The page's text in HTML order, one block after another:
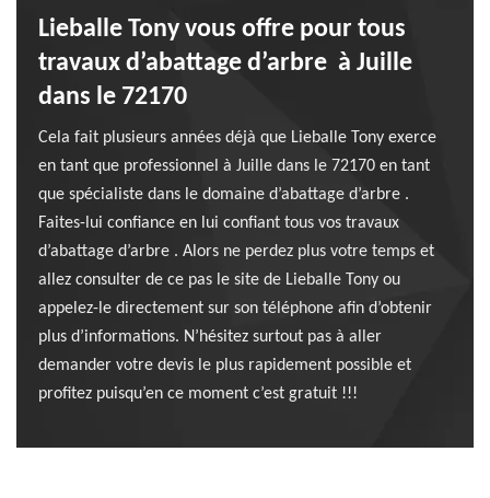
Lieballe Tony vous offre pour tous
travaux d’abattage d’arbre à Juille
dans le 72170
Cela fait plusieurs années déjà que Lieballe Tony exerce
en tant que professionnel à Juille dans le 72170 en tant
que spécialiste dans le domaine d’abattage d’arbre .
Faites-lui confiance en lui confiant tous vos travaux
d’abattage d’arbre . Alors ne perdez plus votre temps et
allez consulter de ce pas le site de Lieballe Tony ou
appelez-le directement sur son téléphone afin d’obtenir
plus d’informations. N’hésitez surtout pas à aller
demander votre devis le plus rapidement possible et
profitez puisqu’en ce moment c’est gratuit !!!